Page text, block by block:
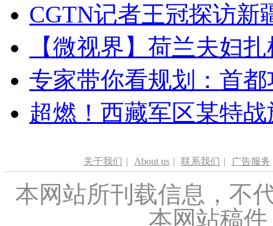
CGTN记者王冠探访新
【微视界】荷兰夫妇
专家带你看规划：首
超燃！西藏军区某特
关于我们 | About us | 联系我们 | 广告服务
本网站所刊载信息，不
本网站稿